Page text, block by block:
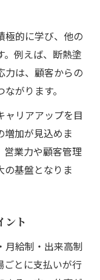
極的に学び、他の
例えば、断熱塗
力は、顧客からの
がります。
ャリアアップを目
増加が見込めま
営業力や顧客管理
の基盤となりま
ント
月給制・出来高制
ごとに支払いが行